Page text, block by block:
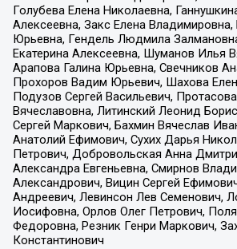
Голубева Елена Николаевна,
Алексеевна, Закс Елена Владимировна,
Юрьевна, Гендель Людмила
Екатерина Алексеевна, Шуманов Илья
Арапова Галина Юрьевна, Свечников
Прохоров Вадим Юрьевич, Шахова
Подузов Сергей Васильевич,
Вячеславовна, Литинский Леонид
Сергей Маркович, Бахмин Вячеслав
Анатолий Ефимович, Сухих Дарья
Петрович, Добровольская Анна
Александра Евгеньевна, Смирнов
Александрович, Вицин Сергей
Андреевич, Левинсон Лев Семенович,
Иосифовна, Орлов Олег Петрович,
Федоровна, Резник Генри Маркович,
Константинович